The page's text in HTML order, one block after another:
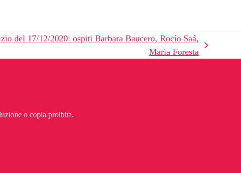
del 17/12/2020: ospiti Barbara Baucero, Rocío Saá,
Maria Foresta
o copia proibita.